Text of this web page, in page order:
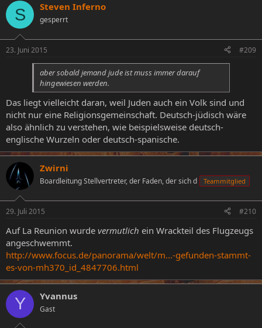
S Steven Inferno
gesperrt
23. Juni 2015 #209
aber sobald jemand jude ist muss immer darauf
hingewiesen werden.
Das liegt vielleicht daran, weil Juden auch ein Volk sind und
nicht nur eine Religionsgemeinschaft. Deutsch-jüdisch wäre
also ähnlich zu verstehen, wie beispielsweise deutsch-
englische Wurzeln oder deutsch-spanische.
Zwirni
Boardleitung Stellvertreter, der Faden, der sich d Teammitglied
29. Juli 2015 #210
Auf La Reunion wurde vermutlich ein Wrackteil des Flugzeugs
angeschwemmt.
http://www.focus.de/panorama/welt/m...-gefunden-stammt-
es-von-mh370_id_4847706.html
Y Yvannus
Gast